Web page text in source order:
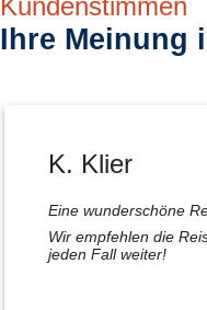
Kundenstimmen
Ihre Meinung
K. Klier
Eine wunderschöne
Wir empfehlen die
jeden Fall weiter!